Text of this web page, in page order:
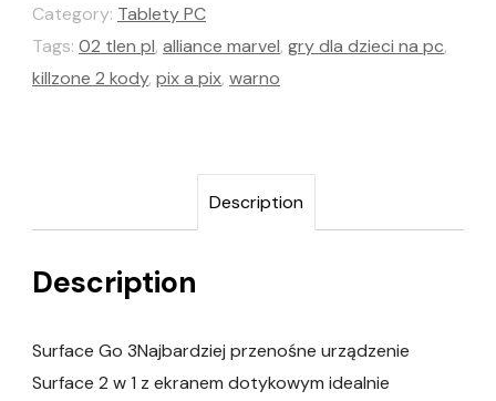
Category: Tablety PC
Tags: 02 tlen pl, alliance marvel, gry dla dzieci na pc,
killzone 2 kody, pix a pix, warno
Description
Description
Surface Go 3Najbardziej przenośne urządzenie
Surface 2 w 1 z ekranem dotykowym idealnie